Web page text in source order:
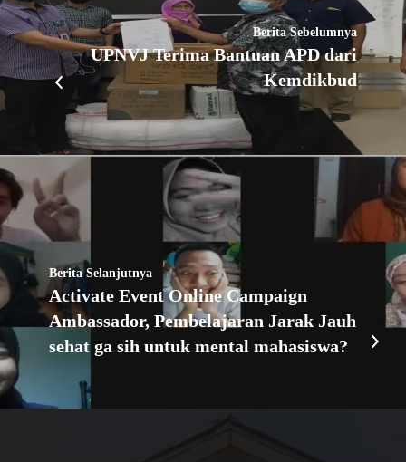
Berita Sebelumnya
UPNVJ Terima Bantuan APD dari
Kemdikbud
Berita Selanjutnya
Activate Event Online Campaign
Ambassador, Pembelajaran Jarak Jauh
sehat ga sih untuk mental mahasiswa?